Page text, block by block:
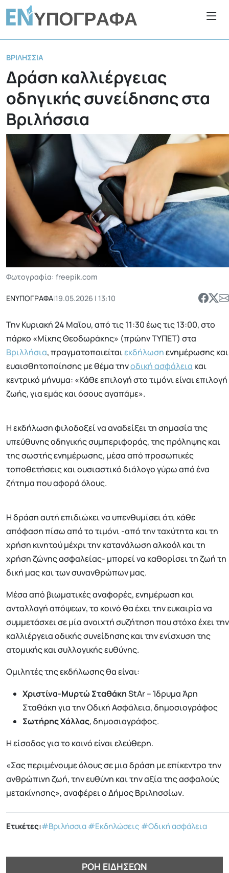
ΒΡΙΛΉΣΣΙΑ
Δράση καλλιέργειας
οδηγικής συνείδησης στα
Βριλήσσια
Φωτογραφία: freepik.com
ΕΝΥΠΟΓΡΑΦΑ|19.05.2026 | 13:10
Την Κυριακή 24 Μαΐου, από τις 11:30 έως τις 13:00, στο
πάρκο «Μίκης Θεοδωράκης» (πρώην ΤΥΠΕΤ) στα
Βριλλήσια, πραγματοποιείταιεκδήλωσηενημέρωσης και
ευαισθητοποίησης με θέμα τηνοδική ασφάλεια και
κεντρικό μήνυμα: «Κάθε επιλογή στο τιμόνι είναι επιλογή
ζωής, για εμάς και όσους αγαπάμε».
Η εκδήλωση φιλοδοξεί να αναδείξει τη σημασία της
υπεύθυνης οδηγικής συμπεριφοράς, της πρόληψης και
της σωστής ενημέρωσης, μέσα από προσωπικές
τοποθετήσεις και ουσιαστικό διάλογο γύρω από ένα
ζήτημα που αφορά όλους.
Η δράση αυτή επιδιώκει να υπενθυμίσει ότι κάθε
απόφαση πίσω από το τιμόνι -από την ταχύτητα και τη
χρήση κινητού μέχρι την κατανάλωση αλκοόλ και τη
χρήση ζώνης ασφαλείας- μπορεί να καθορίσει τη ζωή τη
δική μας και των συνανθρώπων μας.
Μέσα από βιωματικές αναφορές, ενημέρωση και
ανταλλαγή απόψεων, το κοινό θα έχει την ευκαιρία να
συμμετάσχει σε μία ανοιχτή συζήτηση που στόχο έχει την
καλλιέργεια οδικής συνείδησης και την ενίσχυση της
ατομικής και συλλογικής ευθύνης.
Ομιλητές της εκδήλωσης θα είναι:
Χριστίνα-Μυρτώ ΣταθάκηStAr – Ίδρυμα Άρη
Σταθάκη για την Οδική Ασφάλεια, δημοσιογράφος
Σωτήρης Χάλλας, δημοσιογράφος.
Η είσοδος για το κοινό είναι ελεύθερη.
«Σας περιμένουμε όλους σε μια δράση με επίκεντρο την
ανθρώπινη ζωή, την ευθύνη και την αξία της ασφαλούς
μετακίνησης», αναφέρει ο Δήμος Βριλησσίων.
Ετικέτες:#Βριλήσσια#Εκδηλώσεις #Οδική ασφάλεια
ΡΟΉ ΕΙΔΉΣΕΩΝ